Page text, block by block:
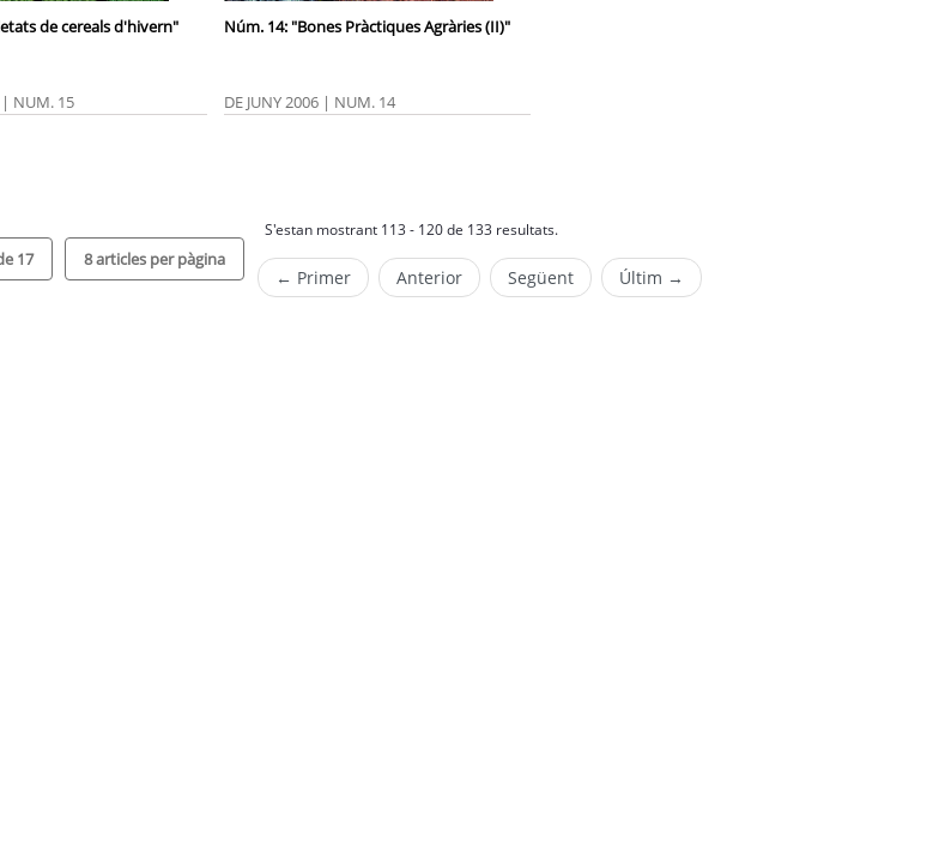
de cereals d'hivern"
| NUM. 15
Núm. 14: "Bones Pràctiques Agràries (II)"
DE JUNY 2006 | NUM. 14
17 8 articles per pàgina
S'estan mostrant 113 - 120 de 133 resultats.
← Primer Anterior Següent Últim →